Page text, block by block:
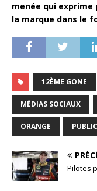
menée qui
la marque dans le
12ÈME GONE
MÉDIAS SOCIAUX
ORANGE
Pilotes